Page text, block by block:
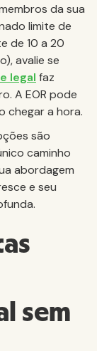
da sua
limite de
de 10 a 20
avalie se
legal faz
A EOR pode
chegar a hora.
são
caminho
abordagem
e seu
sem